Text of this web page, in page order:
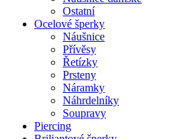
Ostatní
Ocelové šperky
Náušnice
Přívěsy
Řetízky
Prsteny
Náramky
Náhrdelníky
Soupravy
Piercing